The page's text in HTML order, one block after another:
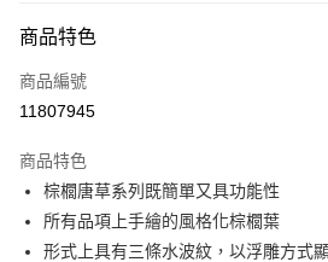
台新國際商業銀行
商品特色
商品編號
11807945
商品特色
棕櫚唐草系列既簡單又具功能性
所有品項上手繪的風格化棕櫚葉
形式上具有三條水波紋，以浮雕方式